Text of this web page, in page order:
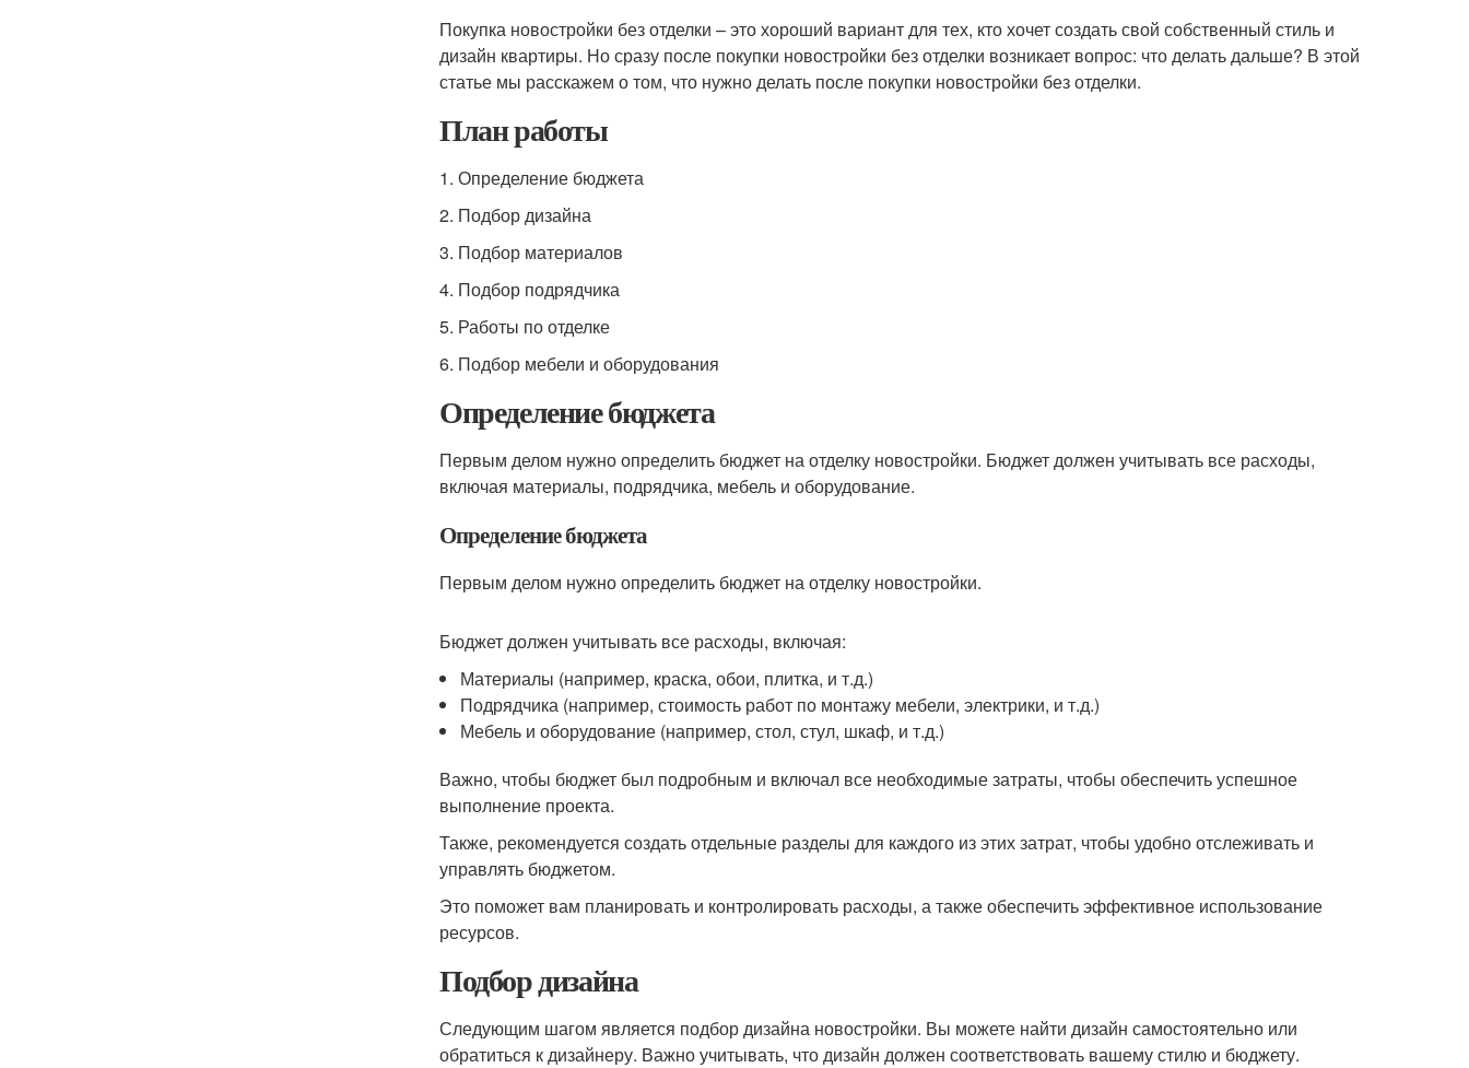
Покупка новостройки без отделки – это хороший вариант для тех, кто хочет создать свой собственный стиль и
дизайн квартиры. Но сразу после покупки новостройки без отделки возникает вопрос: что делать дальше? В этой
статье мы расскажем о том, что нужно делать после покупки новостройки без отделки.
План работы
1. Определение бюджета
2. Подбор дизайна
3. Подбор материалов
4. Подбор подрядчика
5. Работы по отделке
6. Подбор мебели и оборудования
Определение бюджета
Первым делом нужно определить бюджет на отделку новостройки. Бюджет должен учитывать все расходы,
включая материалы, подрядчика, мебель и оборудование.
Определение бюджета
Первым делом нужно определить бюджет на отделку новостройки.
Бюджет должен учитывать все расходы, включая:
Материалы (например, краска, обои, плитка, и т.д.)
Подрядчика (например, стоимость работ по монтажу мебели, электрики, и т.д.)
Мебель и оборудование (например, стол, стул, шкаф, и т.д.)
Важно, чтобы бюджет был подробным и включал все необходимые затраты, чтобы обеспечить успешное
выполнение проекта.
Также, рекомендуется создать отдельные разделы для каждого из этих затрат, чтобы удобно отслеживать и
управлять бюджетом.
Это поможет вам планировать и контролировать расходы, а также обеспечить эффективное использование
ресурсов.
Подбор дизайна
Следующим шагом является подбор дизайна новостройки. Вы можете найти дизайн самостоятельно или
обратиться к дизайнеру. Важно учитывать, что дизайн должен соответствовать вашему стилю и бюджету.